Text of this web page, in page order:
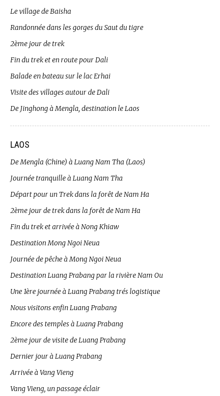
Le village de Baisha
Randonnée dans les gorges du Saut du tigre
2ème jour de trek
Fin du trek et en route pour Dali
Balade en bateau sur le lac Erhai
Visite des villages autour de Dali
De Jinghong à Mengla, destination le Laos
LAOS
De Mengla (Chine) à Luang Nam Tha (Laos)
Journée tranquille à Luang Nam Tha
Départ pour un Trek dans la forêt de Nam Ha
2ème jour de trek dans la forêt de Nam Ha
Fin du trek et arrivée à Nong Khiaw
Destination Mong Ngoi Neua
Journée de pêche à Mong Ngoi Neua
Destination Luang Prabang par la rivière Nam Ou
Une 1ère journée à Luang Prabang trés logistique
Nous visitons enfin Luang Prabang
Encore des temples à Luang Prabang
2ème jour de visite de Luang Prabang
Dernier jour à Luang Prabang
Arrivée à Vang Vieng
Vang Vieng, un passage éclair